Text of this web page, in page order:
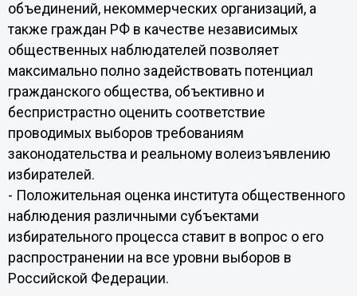
объединений, некоммерческих организаций, а
также граждан РФ в качестве независимых
общественных наблюдателей позволяет
максимально полно задействовать потенциал
гражданского общества, объективно и
беспристрастно оценить соответствие
проводимых выборов требованиям
законодательства и реальному волеизъявлению
избирателей.
- Положительная оценка института общественного
наблюдения различными субъектами
избирательного процесса ставит в вопрос о его
распространении на все уровни выборов в
Российской Федерации.